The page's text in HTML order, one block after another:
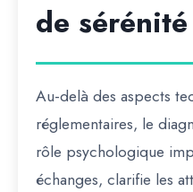
de sérénité
Au-delà des aspects
réglementaires, le
rôle psychologique
échanges, clarifie les